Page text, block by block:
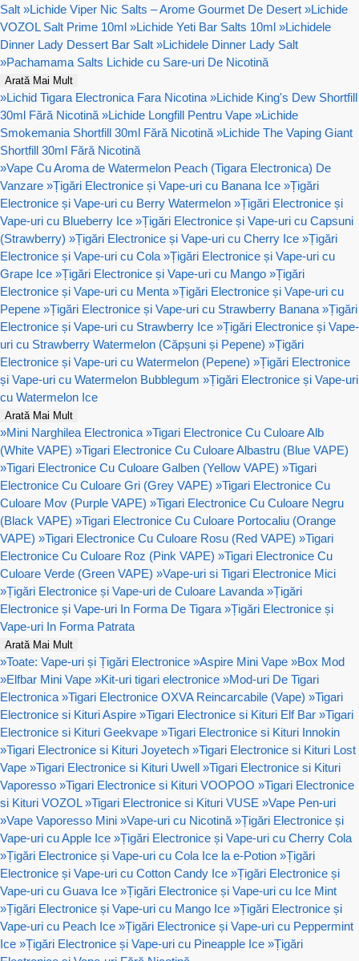
Salt »Lichide Viper Nic Salts – Arome Gourmet De Desert »Lichide
VOZOL Salt Prime 10ml »Lichide Yeti Bar Salts 10ml »Lichidele
Dinner Lady Dessert Bar Salt »Lichidele Dinner Lady Salt
»Pachamama Salts Lichide cu Sare-uri De Nicotină
Arată Mai Mult
»Lichid Tigara Electronica Fara Nicotina »Lichide King's Dew Shortfill
30ml Fără Nicotină »Lichide Longfill Pentru Vape »Lichide
Smokemania Shortfill 30ml Fără Nicotină »Lichide The Vaping Giant
Shortfill 30ml Fără Nicotină
»Vape Cu Aroma de Watermelon Peach (Tigara Electronica) De
Vanzare »Țigări Electronice și Vape-uri cu Banana Ice »Țigări
Electronice și Vape-uri cu Berry Watermelon »Țigări Electronice și
Vape-uri cu Blueberry Ice »Țigări Electronice și Vape-uri cu Capsuni
(Strawberry) »Țigări Electronice și Vape-uri cu Cherry Ice »Țigări
Electronice și Vape-uri cu Cola »Țigări Electronice și Vape-uri cu
Grape Ice »Țigări Electronice și Vape-uri cu Mango »Țigări
Electronice și Vape-uri cu Menta »Țigări Electronice și Vape-uri cu
Pepene »Țigări Electronice și Vape-uri cu Strawberry Banana »Țigări
Electronice și Vape-uri cu Strawberry Ice »Țigări Electronice și Vape-
uri cu Strawberry Watermelon (Căpșuni și Pepene) »Țigări
Electronice și Vape-uri cu Watermelon (Pepene) »Țigări Electronice
și Vape-uri cu Watermelon Bubblegum »Țigări Electronice și Vape-uri
cu Watermelon Ice
Arată Mai Mult
»Mini Narghilea Electronica »Tigari Electronice Cu Culoare Alb
(White VAPE) »Tigari Electronice Cu Culoare Albastru (Blue VAPE)
»Tigari Electronice Cu Culoare Galben (Yellow VAPE) »Tigari
Electronice Cu Culoare Gri (Grey VAPE) »Tigari Electronice Cu
Culoare Mov (Purple VAPE) »Tigari Electronice Cu Culoare Negru
(Black VAPE) »Tigari Electronice Cu Culoare Portocaliu (Orange
VAPE) »Tigari Electronice Cu Culoare Rosu (Red VAPE) »Tigari
Electronice Cu Culoare Roz (Pink VAPE) »Tigari Electronice Cu
Culoare Verde (Green VAPE) »Vape-uri si Tigari Electronice Mici
»Țigări Electronice și Vape-uri de Culoare Lavanda »Țigări
Electronice și Vape-uri In Forma De Tigara »Țigări Electronice și
Vape-uri In Forma Patrata
Arată Mai Mult
»Toate: Vape-uri și Țigări Electronice »Aspire Mini Vape »Box Mod
»Elfbar Mini Vape »Kit-uri tigari electronice »Mod-uri De Tigari
Electronica »Tigari Electronice OXVA Reincarcabile (Vape) »Tigari
Electronice si Kituri Aspire »Tigari Electronice si Kituri Elf Bar »Tigari
Electronice si Kituri Geekvape »Tigari Electronice si Kituri Innokin
»Tigari Electronice si Kituri Joyetech »Tigari Electronice si Kituri Lost
Vape »Tigari Electronice si Kituri Uwell »Tigari Electronice si Kituri
Vaporesso »Tigari Electronice si Kituri VOOPOO »Tigari Electronice
si Kituri VOZOL »Tigari Electronice si Kituri VUSE »Vape Pen-uri
»Vape Vaporesso Mini »Vape-uri cu Nicotină »Țigări Electronice și
Vape-uri cu Apple Ice »Țigări Electronice și Vape-uri cu Cherry Cola
»Țigări Electronice și Vape-uri cu Cola Ice la e-Potion »Țigări
Electronice și Vape-uri cu Cotton Candy Ice »Țigări Electronice și
Vape-uri cu Guava Ice »Țigări Electronice și Vape-uri cu Ice Mint
»Țigări Electronice și Vape-uri cu Mango Ice »Țigări Electronice și
Vape-uri cu Peach Ice »Țigări Electronice și Vape-uri cu Peppermint
Ice »Țigări Electronice și Vape-uri cu Pineapple Ice »Țigări